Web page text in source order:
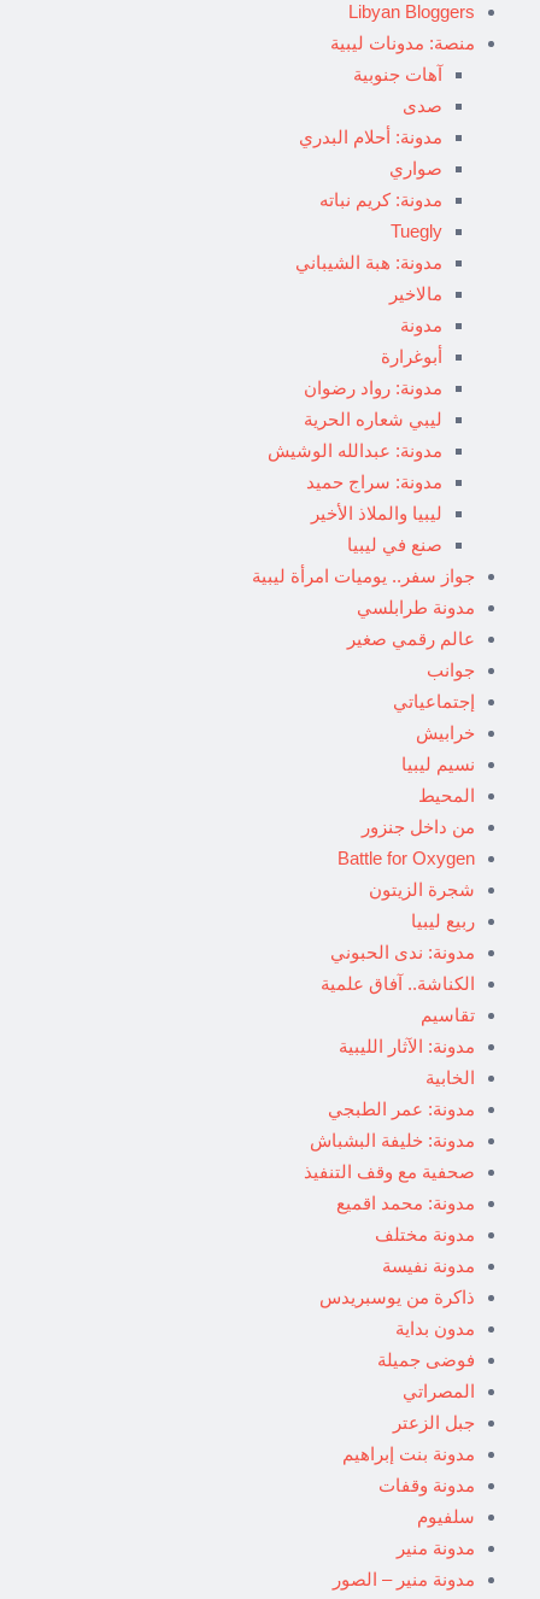
Libyan Bloggers
منصة: مدونات ليبية
آهات جنوبية
صدى
مدونة: أحلام البدري
صواري
مدونة: كريم نباته
Tuegly
مدونة: هبة الشيباني
مالاخير
مدونة
أبوغرارة
مدونة: رواد رضوان
ليبي شعاره الحرية
مدونة: عبدالله الوشيش
مدونة: سراج حميد
ليبيا والملاذ الأخير
صنع في ليبيا
جواز سفر.. يوميات امرأة ليبية
مدونة طرابلسي
عالم رقمي صغير
جوانب
إجتماعياتي
خرابيش
نسيم ليبيا
المحيط
من داخل جنزور
Battle for Oxygen
شجرة الزيتون
ربيع ليبيا
مدونة: ندى الحبوني
الكناشة.. آفاق علمية
تقاسيم
مدونة: الآثار الليبية
الخابية
مدونة: عمر الطبجي
مدونة: خليفة البشباش
صحفية مع وقف التنفيذ
مدونة: محمد اقميع
مدونة مختلف
مدونة نفيسة
ذاكرة من يوسبريدس
مدون بداية
فوضى جميلة
المصراتي
جبل الزعتر
مدونة بنت إبراهيم
مدونة وقفات
سلفيوم
مدونة منير
مدونة منير – الصور